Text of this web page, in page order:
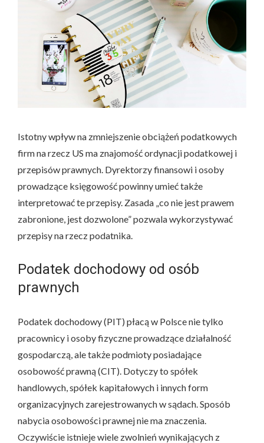
Istotny wpływ na zmniejszenie obciążeń podatkowych
firm na rzecz US ma znajomość ordynacji podatkowej i
przepisów prawnych. Dyrektorzy finansowi i osoby
prowadzące księgowość powinny umieć także
interpretować te przepisy. Zasada „co nie jest prawem
zabronione, jest dozwolone” pozwala wykorzystywać
przepisy na rzecz podatnika.
Podatek dochodowy od osób
prawnych
Podatek dochodowy (PIT) płacą w Polsce nie tylko
pracownicy i osoby fizyczne prowadzące działalność
gospodarczą, ale także podmioty posiadające
osobowość prawną (CIT). Dotyczy to spółek
handlowych, spółek kapitałowych i innych form
organizacyjnych zarejestrowanych w sądach. Sposób
nabycia osobowości prawnej nie ma znaczenia.
Oczywiście istnieje wiele zwolnień wynikających z